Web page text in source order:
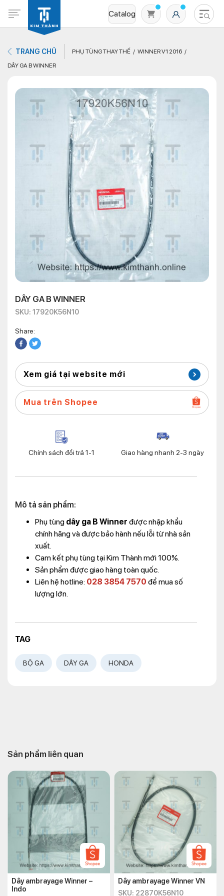
Catalog
Không có sản phẩm nào trong giỏ hàng
TRANG CHỦ PHỤ TÙNG THAY THẾ
WINNER V1 2016
DÂY GA B WINNER
DÂY GA B WINNER
SKU: 17920K56N10
Share:
Xem giá tại website mới
Mua trên Shopee
Chính sách đổi trả 1-1 Giao hàng nhanh 2-3 ngày
Mô tả sản phẩm:
Phụ tùng dây ga B Winner được nhập khẩu
chính hãng và được bảo hành nếu lỗi từ nhà sản
xuất.
Cam kết phụ tùng tại Kim Thành mới 100%.
Sản phẩm được giao hàng toàn quốc.
Liên hệ hotline: 028 3854 7570 để mua số
lượng lớn.
TAG
BỘ GA DÂY GA HONDA
Sản phẩm liên quan
Dây ambrayage Winner –
Indo
Dây ambrayage Winner VN
SKU: 22870K56N10